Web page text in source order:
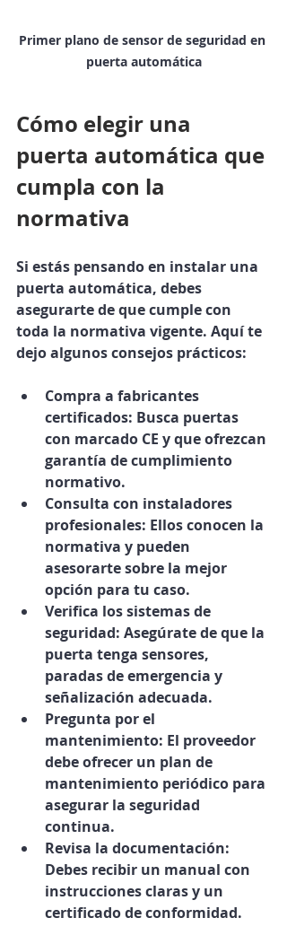
Primer plano de sensor de seguridad en
puerta automática
Cómo elegir una
puerta automática que
cumpla con la
normativa
Si estás pensando en instalar una
puerta automática, debes
asegurarte de que cumple con
toda la normativa vigente. Aquí te
dejo algunos consejos prácticos:
Compra a fabricantes
certificados: Busca puertas
con marcado CE y que ofrezcan
garantía de cumplimiento
normativo.
Consulta con instaladores
profesionales: Ellos conocen la
normativa y pueden
asesorarte sobre la mejor
opción para tu caso.
Verifica los sistemas de
seguridad: Asegúrate de que la
puerta tenga sensores,
paradas de emergencia y
señalización adecuada.
Pregunta por el
mantenimiento: El proveedor
debe ofrecer un plan de
mantenimiento periódico para
asegurar la seguridad
continua.
Revisa la documentación:
Debes recibir un manual con
instrucciones claras y un
certificado de conformidad.